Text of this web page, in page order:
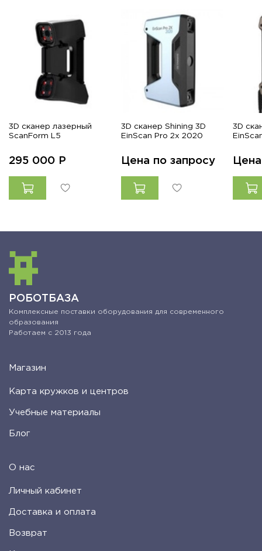
3D сканер лазерный
ScanForm L5
295 000 Р
3D сканер Shining 3D
EinScan Pro 2х 2020
Цена по запросу
3D
РОБОТБАЗА
Комплексные поставки оборудования для современного
образования
Работаем с 2013 года
Магазин
Карта кружков и центров
Учебные материалы
Блог
О нас
Личный кабинет
Доставка и оплата
Возврат